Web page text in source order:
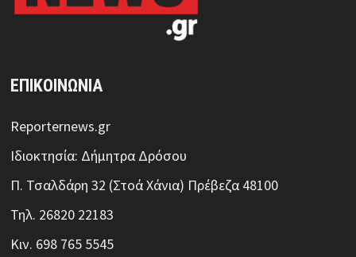
ΕΠΙΚΟΙΝΩΝΙΑ
Reporternews.gr
Ιδιοκτησία: Δήμητρα Δρόσου
Π. Τσαλδάρη 32 (Στοά Χάνια) Πρέβεζα 48100
Τηλ. 26820 22183
Κιν. 698 765 5545